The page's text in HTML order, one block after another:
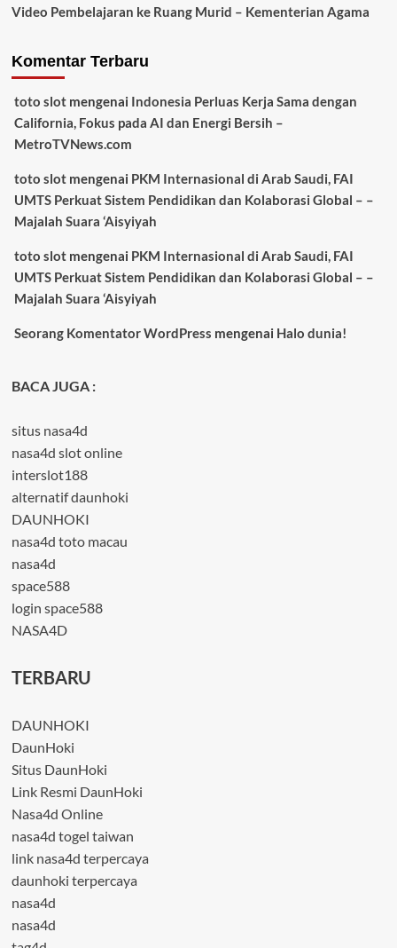
Video Pembelajaran ke Ruang Murid – Kementerian Agama
Komentar Terbaru
toto slotmengenai Indonesia Perluas Kerja Sama dengan
California, Fokus pada AI dan Energi Bersih –
MetroTVNews.com
toto slotmengenai PKM Internasional di Arab Saudi, FAI
UMTS Perkuat Sistem Pendidikan dan Kolaborasi Global – –
Majalah Suara ‘Aisyiyah
toto slotmengenai PKM Internasional di Arab Saudi, FAI
UMTS Perkuat Sistem Pendidikan dan Kolaborasi Global – –
Majalah Suara ‘Aisyiyah
Seorang Komentator WordPress mengenai Halo dunia!
BACA JUGA :
situs nasa4d
nasa4d slot online
interslot188
alternatif daunhoki
DAUNHOKI
nasa4d toto macau
nasa4d
space588
login space588
NASA4D
TERBARU
DAUNHOKI
DaunHoki
Situs DaunHoki
Link Resmi DaunHoki
Nasa4d Online
nasa4d togel taiwan
link nasa4d terpercaya
daunhoki terpercaya
nasa4d
nasa4d